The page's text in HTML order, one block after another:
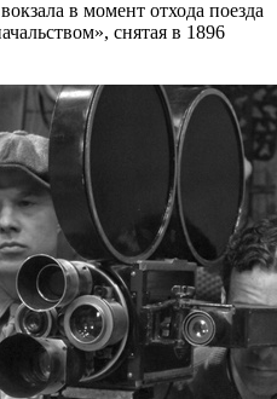
в момент отхода поезда
снятая в 1896